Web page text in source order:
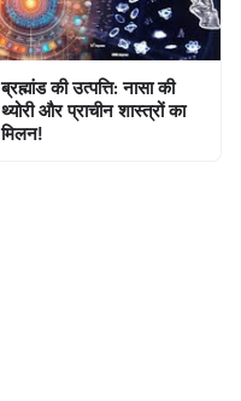
ब्रह्मांड की उत्पत्ति: नासा की
थ्योरी और प्राचीन शास्त्रों का
मिलन!